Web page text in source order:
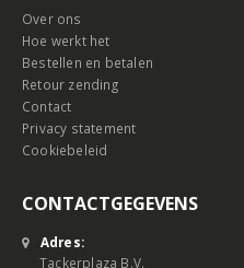
Over ons
Hoe werkt het
Bestellen en betalen
Retour zending
Contact
Privacy statement
Cookiebeleid
CONTACTGEGEVENS
Adres:
Tackerplaza B.V.